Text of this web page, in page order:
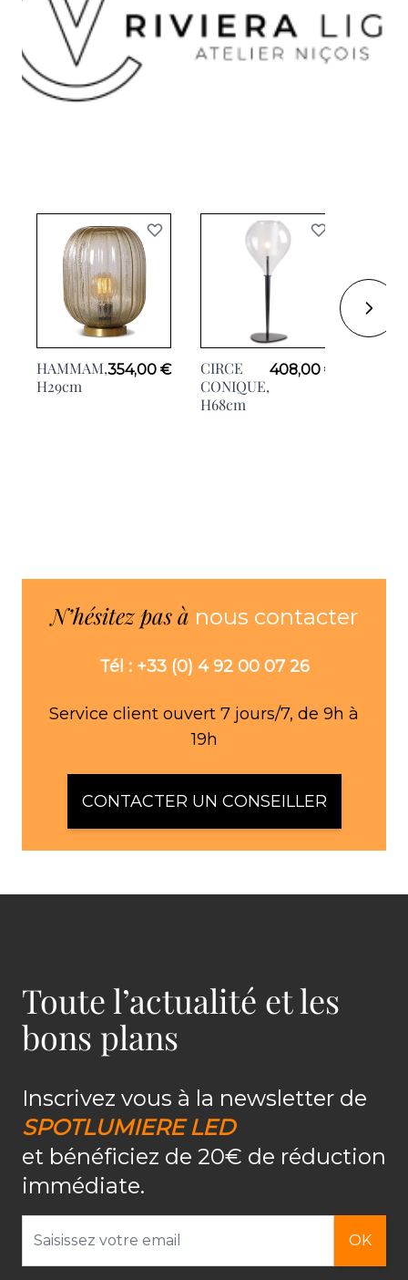
HAMMAM,
H29cm
354,00 €
CIRCE
CONIQUE,
H68cm
408,00 €
N’hésitez pas à nous contacter
Tél : +33 (0) 4 92 00 07 26
Service client ouvert 7 jours/7, de 9h à
19h
CONTACTER UN CONSEILLER
Toute l’actualité et les
bons plans
Inscrivez vous à la newsletter de
SPOTLUMIERE LED
et bénéficiez de 20€ de réduction
immédiate.
OK